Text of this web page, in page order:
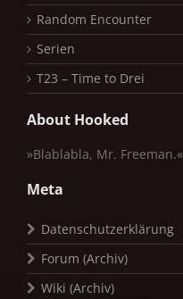
Random Encounter
Serien
T23 – Time to Drei
About Hooked
»Blablabla, Mr. Freeman.«
Meta
Datenschutzerklärung
Forum (Archiv)
Wiki (Archiv)